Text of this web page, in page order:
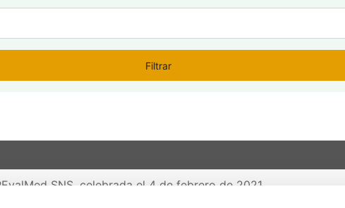
Filtrar
SNS, celebrada el 4 de febrero de 2021